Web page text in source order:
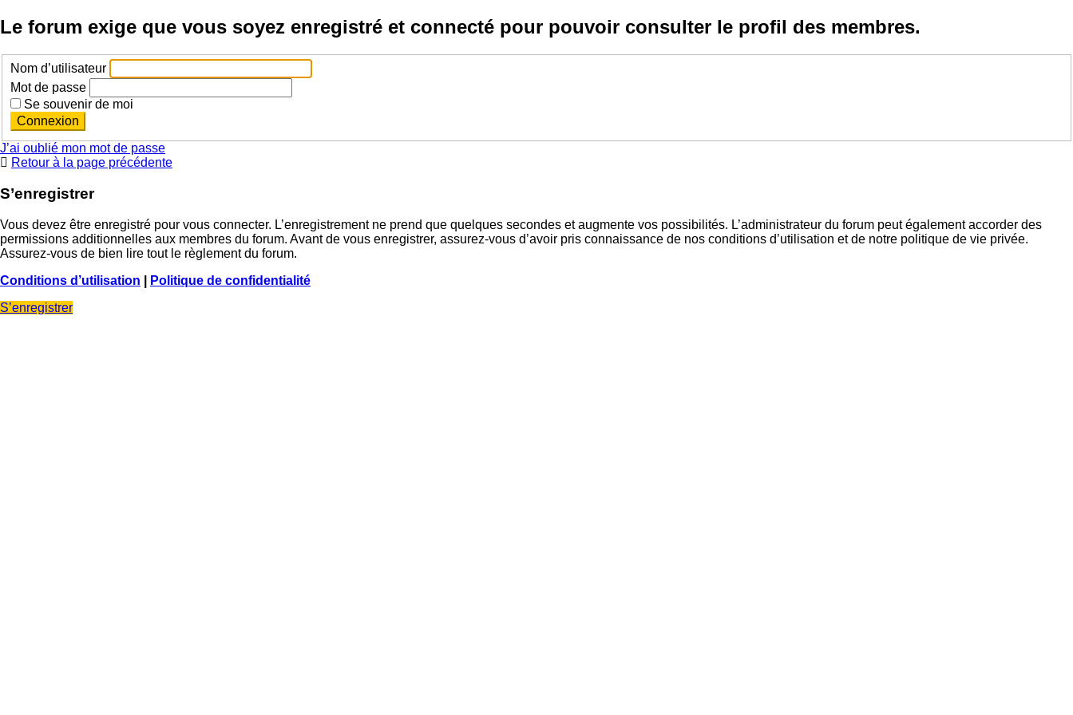
Le forum exige que vous soyez enregistré et connecté pour pouvoir consulter le profil des membres.
Nom d’utilisateur
Mot de passe
Se souvenir de moi
J’ai oublié mon mot de passe
Retour à la page précédente
S’enregistrer
Vous devez être enregistré pour vous connecter. L’enregistrement ne prend que quelques secondes et augmente vos possibilités. L’administrateur du forum peut également accorder des
permissions additionnelles aux membres du forum. Avant de vous enregistrer, assurez-vous d’avoir pris connaissance de nos conditions d’utilisation et de notre politique de vie privée.
Assurez-vous de bien lire tout le règlement du forum.
Conditions d’utilisation
Politique de confidentialité
S’enregistrer